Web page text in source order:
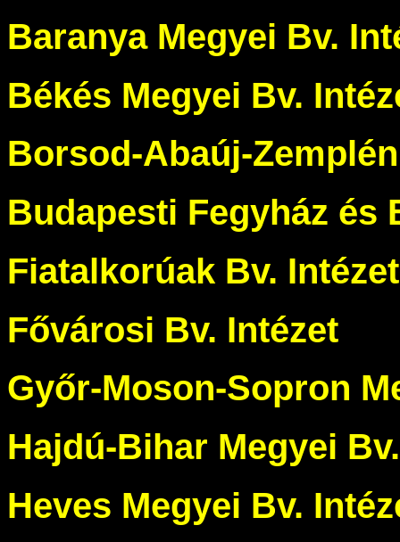
Baranya Megyei Bv.
Békés Megyei Bv.
Borsod-Abaúj-
Budapesti Fegyház és
Fiatalkorúak Bv.
Fővárosi Bv. Intézet
Győr-Moson-Sopron
Hajdú-Bihar Megyei
Heves Megyei Bv.